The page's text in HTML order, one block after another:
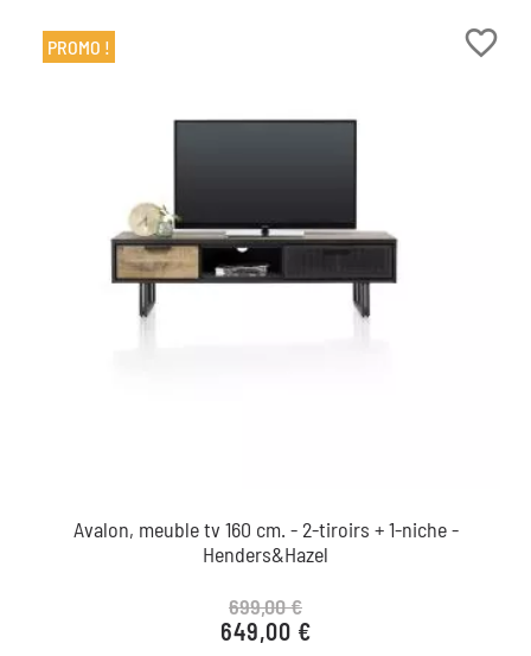
favorite_border
Avalon, meuble tv 160 cm. - 2-tiroirs + 1-niche -
Henders&Hazel
Prix de base
699,00 €
Prix
649,00 €
PROMO !